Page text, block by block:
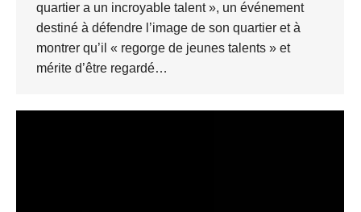
quartier a un incroyable talent », un événement
destiné à défendre l’image de son quartier et à
montrer qu’il « regorge de jeunes talents » et
mérite d’être regardé…